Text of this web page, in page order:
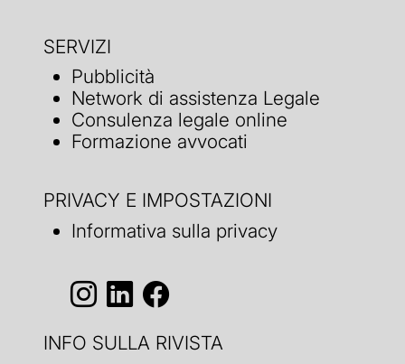
SERVIZI
Pubblicità
Network di assistenza Legale
Consulenza legale online
Formazione avvocati
PRIVACY E IMPOSTAZIONI
Informativa sulla privacy
INFO SULLA RIVISTA